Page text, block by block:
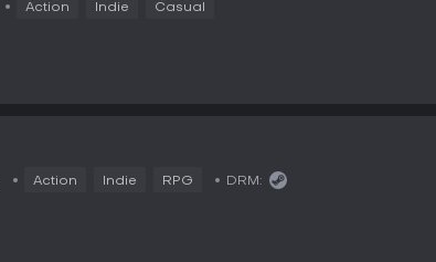
Action Indie Casual
Action Indie RPG DRM: